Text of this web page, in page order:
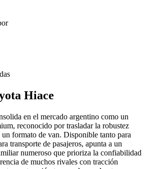
Hiace
en el mercado argentino como un
reconocido por trasladar la robustez
formato de van. Disponible tanto para
transporte de pasajeros, apunta a un
numeroso que prioriza la confiabilidad
de muchos rivales con tracción